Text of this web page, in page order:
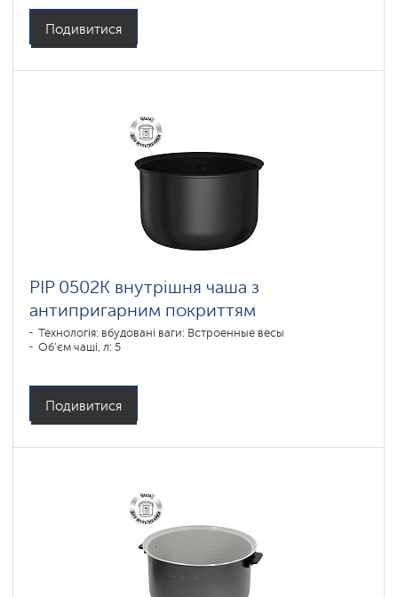
Подивитися
PIP 0502K внутрішня чаша з
антипригарним покриттям
Технологія: вбудовані ваги: Встроенные весы
Об'єм чаші, л: 5
Подивитися